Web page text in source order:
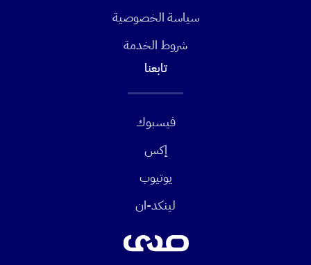
سياسة الخصوصية
شروط الخدمة
تابعنا
فيسبوك
إكس
يوتيوب
لينكد-ان